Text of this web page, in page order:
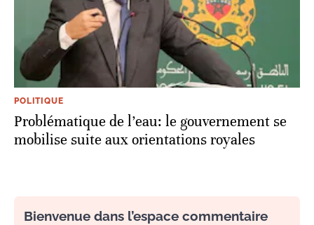
POLITIQUE
Problématique de l’eau: le gouvernement se
mobilise suite aux orientations royales
Bienvenue dans l’espace commentaire